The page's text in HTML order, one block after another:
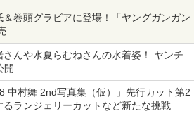
巻頭グラビアに登場！「ヤングガンガン
さんや水夏らむねさんの水着姿！ ヤンチ
開
中村舞 2nd写真集（仮）」先行カット第2
ランジェリーカットなど新たな挑戦